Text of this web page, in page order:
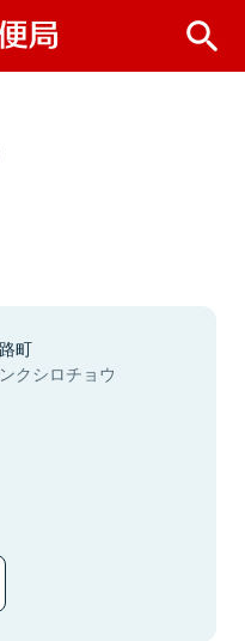
町
クシロチョウ